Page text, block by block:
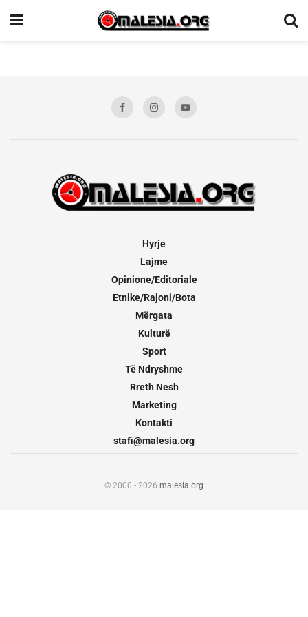
Hyrje
Lajme
Opinione/Editoriale
Etnike/Rajoni/Bota
Mërgata
Kulturë
Sport
Të Ndryshme
Rreth Nesh
Marketing
Kontakti
stafi@malesia.org
© 2000 - 2026 malesia.org